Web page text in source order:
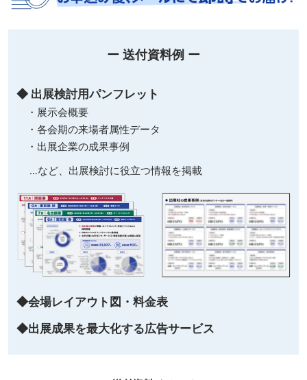
ー 送付資料例 ー
◆ 出展検討用パンフレット
・展示会概要
・各会期の来場者属性データ
・出展企業の成果事例
…など、出展検討に役立つ情報を掲載
◆会場レイアウト図・料金表
◆出展成果を最大化する広告サービス